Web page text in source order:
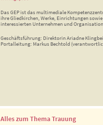
Das GEP ist das multimediale
ihre Gliedkirchen, Werke, Einrichtungen
interessierten Unternehmen und
Geschäftsführung: Direktorin Ariadne
Portalleitung: Markus Bechtold
Alles zum Thema Trauung